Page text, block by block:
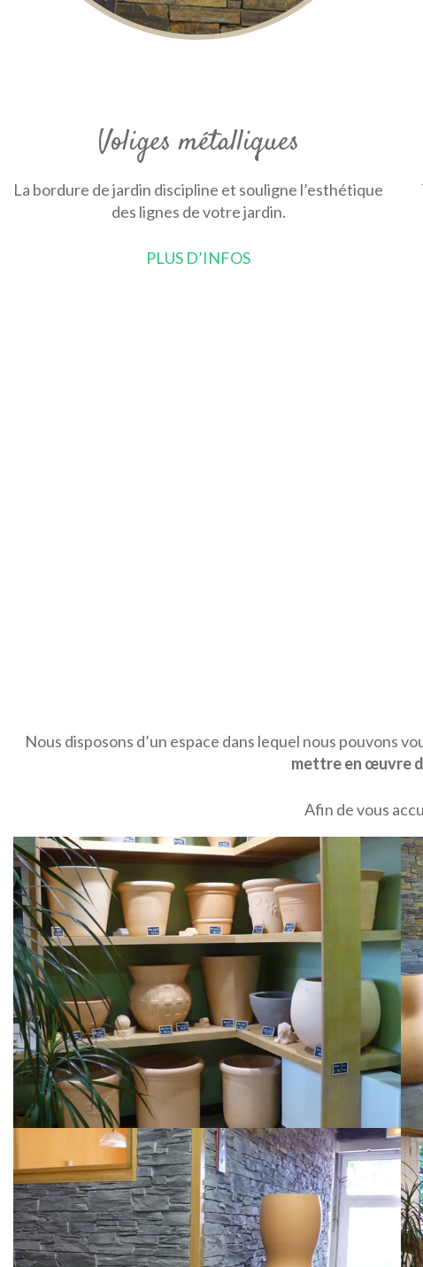
Voliges métalliques
La bordure de jardin discipline et souligne l’esthétique
des lignes de votre jardin.
PLUS D’INFOS
Nous disposons d’un espace dans lequel nous pouvons
mettre en œuvre
Afin de vous